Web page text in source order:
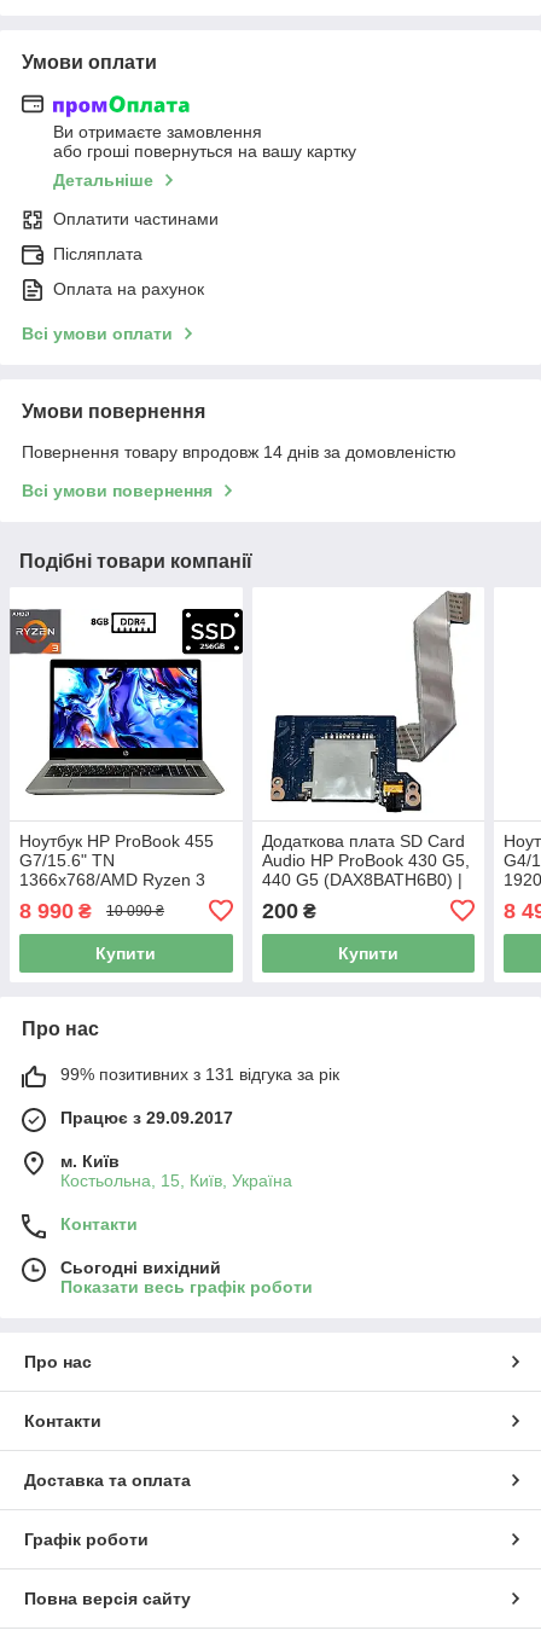
Умови оплати
Ви отримаєте замовлення
або гроші повернуться на вашу картку
Детальніше
Оплатити частинами
Післяплата
Оплата на рахунок
Всі умови оплати
Умови повернення
Повернення товару впродовж 14 днів за домовленістю
Всі умови повернення
Подібні товари компанії
Ноутбук HP ProBook 455
G7/15.6" TN
1366x768/AMD Ryzen 3
DDR4/SSD 256GB/AMD
Radeon Graphics/Камера
8 990 ₴ 10 090 ₴
Купити
Додаткова плата SD Card
Audio HP ProBook 430 G5,
440 G5 (DAX8BATH6B0) |
200₴
Купити
G4/
8
Про нас
99% позитивних з 131 відгука за рік
Працює з 29.09.2017
м. Київ
Костьольна, 15, Київ, Україна
Контакти
Сьогодні вихідний
Показати весь графік роботи
Про нас
Контакти
Доставка та оплата
Графік роботи
Повна версія сайту